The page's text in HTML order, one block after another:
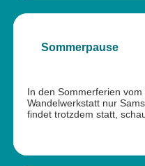
Sommerpause
In den Sommerferien
Wandelwerkstatt nur
findet trotzdem statt,